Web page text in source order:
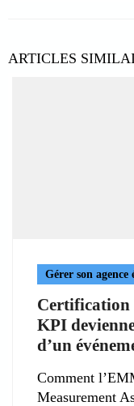
ARTICLES
Gérer son agence
Certification
KPI
d’un
Comment
Measurement